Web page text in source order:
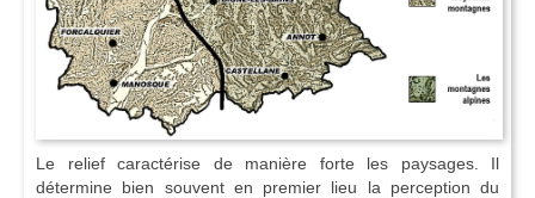
Le relief caractérise de manière forte les paysages. Il
détermine bien souvent en premier lieu la perception du